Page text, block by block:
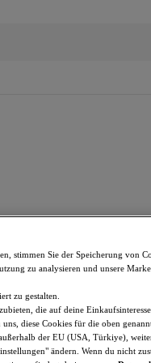
stimmen Sie der Speicherung von
zu analysieren und unsere
zu gestalten.
die auf deine
diese Cookies für die oben
der EU (USA, Türkiye),
ändern. Wenn du nicht